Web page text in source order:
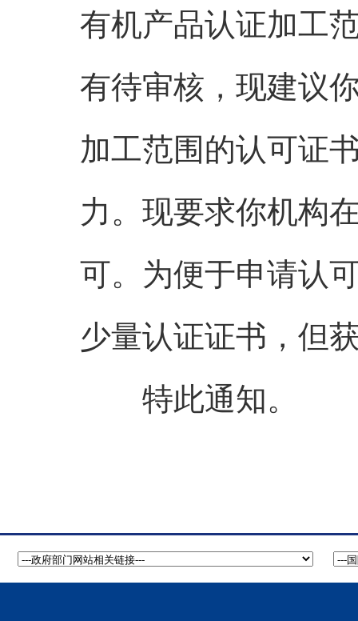
有机产品认证加工
有待审核，现建议
加工范围的认可证
力。现要求你机构
可。为便于申请认
少量认证证书，但
特此通知。